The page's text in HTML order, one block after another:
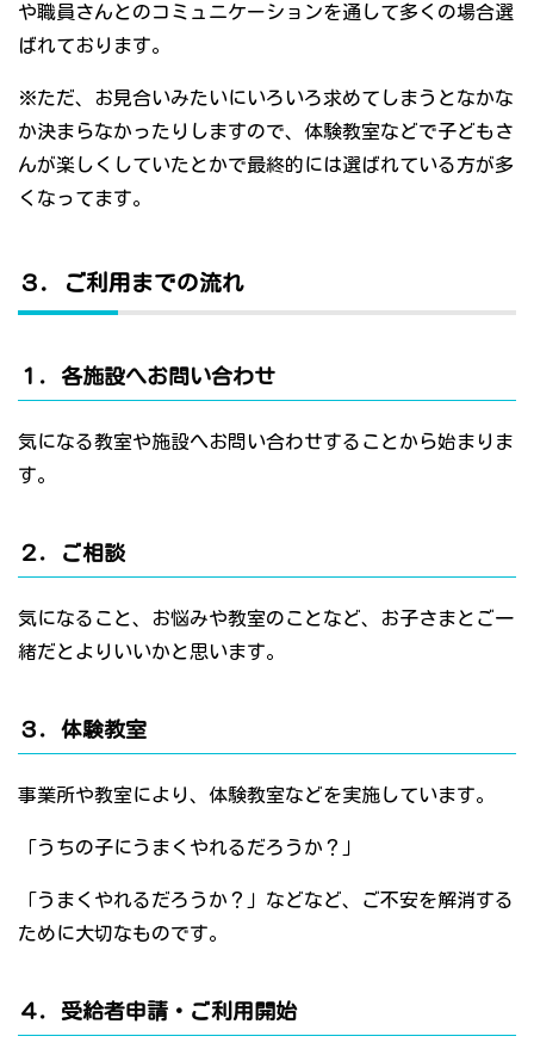
や職員さんとのコミュニケーションを通して多くの場合選
ばれております。
※ただ、お見合いみたいにいろいろ求めてしまうとなかな
か決まらなかったりしますので、体験教室などで子どもさ
んが楽しくしていたとかで最終的には選ばれている方が多
くなってます。
３．ご利用までの流れ
１．各施設へお問い合わせ
気になる教室や施設へお問い合わせすることから始まりま
す。
２．ご相談
気になること、お悩みや教室のことなど、お子さまとご一
緒だとよりいいかと思います。
３．体験教室
事業所や教室により、体験教室などを実施しています。
「うちの子にうまくやれるだろうか？」
「うまくやれるだろうか？」などなど、ご不安を解消する
ために大切なものです。
４．受給者申請・ご利用開始